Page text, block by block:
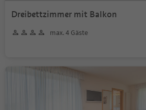
Dreibettzimmer mit Balkon
max. 4 Gäste